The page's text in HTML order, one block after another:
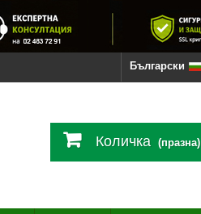
Български
Количка (празна)